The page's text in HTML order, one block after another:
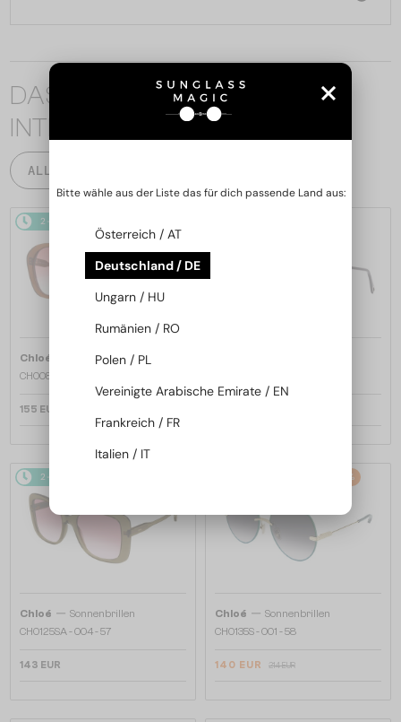
DAS KÖNNTE SIE AUCH
INTERESSIEREN
ALLE PRODUKTE
2-4 WERKTAGE
Chloé
Sonnenbrillen
CH0081S - 002 - 55
155 EUR
2-4 WERKTAGE
Chloé — Sonnenbrillen
CH0125SA - 004 - 57
143 EUR
-34%
Chloé — Sonnenbrillen
CH0135S - 001 - 58
140 EUR 214 EUR
Bitte wähle aus der Liste das für dich passende Land aus:
Österreich / AT
Deutschland / DE
Ungarn / HU
Rumänien / RO
Polen / PL
Vereinigte Arabische Emirate / EN
Frankreich / FR
Italien / IT